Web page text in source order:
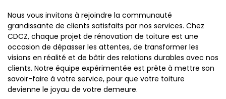
Nous vous invitons à rejoindre la communauté
grandissante de clients satisfaits par nos services. Chez
CDCZ, chaque projet de rénovation de toiture est une
occasion de dépasser les attentes, de transformer les
visions en réalité et de bâtir des relations durables avec nos
clients. Notre équipe expérimentée est prête à mettre son
savoir-faire à votre service, pour que votre toiture
devienne le joyau de votre demeure.